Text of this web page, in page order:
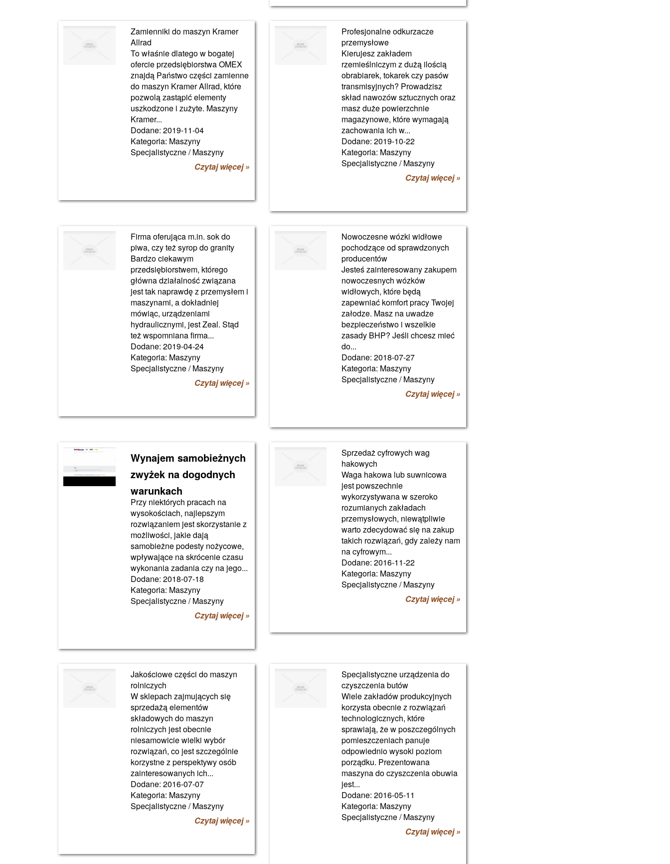
Zamienniki do maszyn Kramer
Allrad
To właśnie dlatego w bogatej
ofercie przedsiębiorstwa OMEX
znajdą Państwo części zamienne
do maszyn Kramer Allrad, które
pozwolą zastąpić elementy
uszkodzone i zużyte. Maszyny
Kramer...
Dodane: 2019-11-04
Kategoria: Maszyny
Specjalistyczne / Maszyny
Czytaj więcej »
Profesjonalne odkurzacze
przemysłowe
Kierujesz zakładem
rzemieślniczym z dużą ilością
obrabiarek, tokarek czy pasów
transmisyjnych? Prowadzisz
skład nawozów sztucznych oraz
masz duże powierzchnie
magazynowe, które wymagają
zachowania ich w...
Dodane: 2019-10-22
Kategoria: Maszyny
Specjalistyczne / Maszyny
Czytaj więcej »
Firma oferująca m.in. sok do
piwa, czy też syrop do granity
Bardzo ciekawym
przedsiębiorstwem, którego
główna działalność związana
jest tak naprawdę z przemysłem i
maszynami, a dokładniej
mówiąc, urządzeniami
hydraulicznymi, jest Zeal. Stąd
też wspomniana firma...
Dodane: 2019-04-24
Kategoria: Maszyny
Specjalistyczne / Maszyny
Czytaj więcej »
Nowoczesne wózki widłowe
pochodzące od sprawdzonych
producentów
Jesteś zainteresowany zakupem
nowoczesnych wózków
widłowych, które będą
zapewniać komfort pracy Twojej
załodze. Masz na uwadze
bezpieczeństwo i wszelkie
zasady BHP? Jeśli chcesz mieć
do...
Dodane: 2018-07-27
Kategoria: Maszyny
Specjalistyczne / Maszyny
Czytaj więcej »
Wynajem samobieżnych
zwyżek na dogodnych
warunkach
Przy niektórych pracach na
wysokościach, najlepszym
rozwiązaniem jest skorzystanie z
możliwości, jakie dają
samobieżne podesty nożycowe,
wpływające na skrócenie czasu
wykonania zadania czy na jego...
Dodane: 2018-07-18
Kategoria: Maszyny
Specjalistyczne / Maszyny
Czytaj więcej »
Sprzedaż cyfrowych wag
hakowych
Waga hakowa lub suwnicowa
jest powszechnie
wykorzystywana w szeroko
rozumianych zakładach
przemysłowych, niewątpliwie
warto zdecydować się na zakup
takich rozwiązań, gdy zależy nam
na cyfrowym...
Dodane: 2016-11-22
Kategoria: Maszyny
Specjalistyczne / Maszyny
Czytaj więcej »
Jakościowe części do maszyn
rolniczych
W sklepach zajmujących się
sprzedażą elementów
składowych do maszyn
rolniczych jest obecnie
niesamowicie wielki wybór
rozwiązań, co jest szczególnie
korzystne z perspektywy osób
zainteresowanych ich...
Dodane: 2016-07-07
Kategoria: Maszyny
Specjalistyczne / Maszyny
Czytaj więcej »
Specjalistyczne urządzenia do
czyszczenia butów
Wiele zakładów produkcyjnych
korzysta obecnie z rozwiązań
technologicznych, które
sprawiają, że w poszczególnych
pomieszczeniach panuje
odpowiednio wysoki poziom
porządku. Prezentowana
maszyna do czyszczenia obuwia
jest...
Dodane: 2016-05-11
Kategoria: Maszyny
Specjalistyczne / Maszyny
Czytaj więcej »